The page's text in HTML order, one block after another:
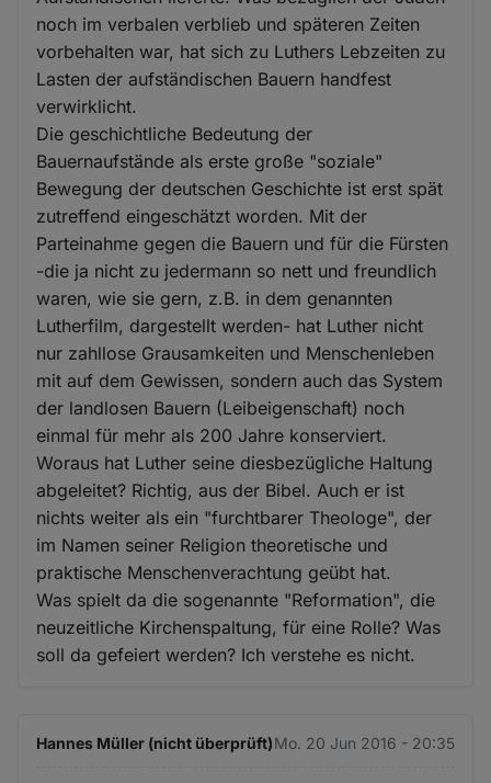
noch im verbalen verblieb und späteren Zeiten
vorbehalten war, hat sich zu Luthers Lebzeiten zu
Lasten der aufständischen Bauern handfest
verwirklicht.
Die geschichtliche Bedeutung der
Bauernaufstände als erste große "soziale"
Bewegung der deutschen Geschichte ist erst spät
zutreffend eingeschätzt worden. Mit der
Parteinahme gegen die Bauern und für die Fürsten
-die ja nicht zu jedermann so nett und freundlich
waren, wie sie gern, z.B. in dem genannten
Lutherfilm, dargestellt werden- hat Luther nicht
nur zahllose Grausamkeiten und Menschenleben
mit auf dem Gewissen, sondern auch das System
der landlosen Bauern (Leibeigenschaft) noch
einmal für mehr als 200 Jahre konserviert.
Woraus hat Luther seine diesbezügliche Haltung
abgeleitet? Richtig, aus der Bibel. Auch er ist
nichts weiter als ein "furchtbarer Theologe", der
im Namen seiner Religion theoretische und
praktische Menschenverachtung geübt hat.
Was spielt da die sogenannte "Reformation", die
neuzeitliche Kirchenspaltung, für eine Rolle? Was
soll da gefeiert werden? Ich verstehe es nicht.
Hannes Müller (nicht überprüft)Mo. 20 Jun 2016 - 20:35